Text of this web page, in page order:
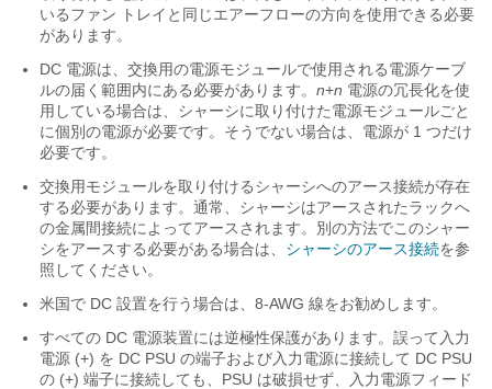
いるファン トレイと同じエアーフローの方向を使用できる必要
があります。
DC 電源は、交換用の電源モジュールで使用される電源ケーブ
ルの届く範囲内にある必要があります。 n+n 電源の冗長化を使
用している場合は、シャーシに取り付けた電源モジュールごと
に個別の電源が必要です。そうでない場合は、電源が 1 つだけ
必要です。
交換用モジュールを取り付けるシャーシへのアース接続が存在
する必要があります。通常、シャーシはアースされたラックへ
の金属間接続によってアースされます。別の方法でこのシャー
シをアースする必要がある場合は、 シャーシのアース接続を参
照してください。
米国で DC 設置を行う場合は、8-AWG 線をお勧めします。
すべての DC 電源装置には逆極性保護があります。誤って入力
電源 (+) を DC PSU の端子および入力電源に接続して DC PSU
の (+) 端子に接続しても、PSU は破損せず、入力電源フィード